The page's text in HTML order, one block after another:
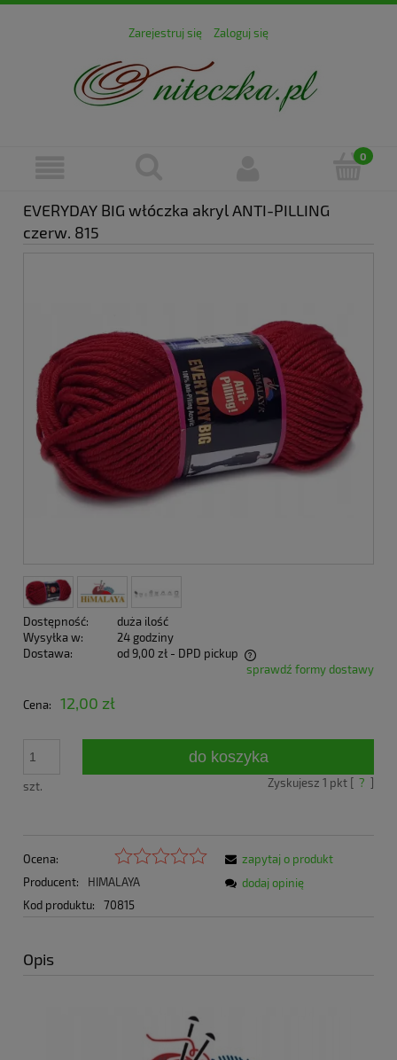
Zarejestruj się Zaloguj się
EVERYDAY BIG włóczka akryl ANTI-PILLING
czerw. 815
Dostępność:
duża ilość
Wysyłka w:
24 godziny
Dostawa:
od 9,00 zł - DPD pickup
Cena nie zawiera ewentualnych kosztów płatnościsprawdź formy dostawy
Cena: 12,00 zł
szt.
do koszyka
Zyskujesz 1 pkt [ ? ]
Ocena:
Producent:
HIMALAYA
Kod produktu:
70815
zapytaj o produkt
dodaj opinię
Opis